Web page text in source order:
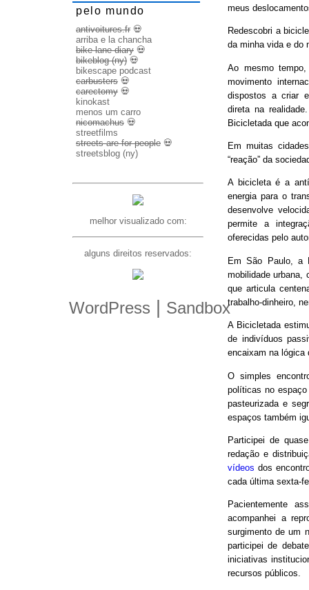
meus
Redescobri a
da minha vida e do
Ao mesmo
movimento
dispostos a criar
direta na
Bicicletada que
Em muitas
“reação” da
A bicicleta é a
energia para o
desenvolve
permite a
oferecidas pelo
Em São Paulo, a
mobilidade urbana,
que articula
trabalho-dinheiro,
A Bicicletada
de indivíduos
encaixam na lógica
O simples
políticas no
pasteurizada e
espaços também
Participei de
redação e
vídeos dos
cada última sexta-
Pacientemente
acompanhei a
surgimento de um
participei de
iniciativas
recursos públicos.
pelo mundo
antivoitures.fr 💀
arriba e la chancha
bike lane diary 💀
bikeblog (ny) 💀
bikescape podcast
carbusters 💀
carectomy 💀
kinokast
menos um carro
nicomachus 💀
streetfilms
streets are for people 💀
streetsblog (ny)
melhor visualizado com:
alguns direitos reservados:
WordPress Sandbox